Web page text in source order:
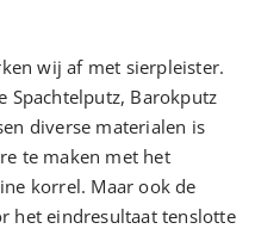
wij af met sierpleister.
Spachtelputz, Barokputz
diverse materialen is
te maken met het
korrel. Maar ook de
het eindresultaat tenslotte